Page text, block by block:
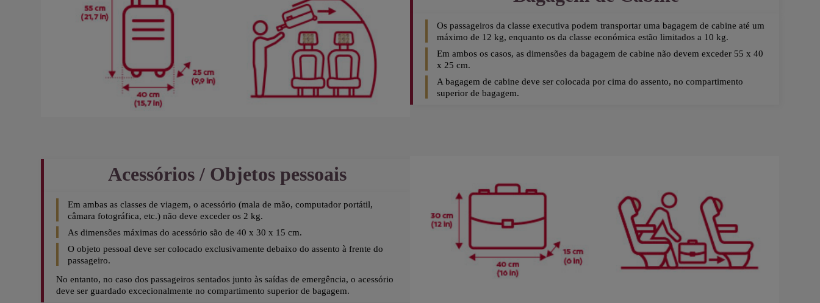
Os passageiros da classe executiva podem transportar uma bagagem de cabine até um
máximo de 12 kg, enquanto os da classe económica estão limitados a 10 kg.
Em ambos os casos, as dimensões da bagagem de cabine não devem exceder 55 x 40
x 25 cm.
A bagagem de cabine deve ser colocada por cima do assento, no compartimento
superior de bagagem.
Acessórios / Objetos pessoais
Em ambas as classes de viagem, o acessório (mala de mão, computador portátil,
câmara fotográfica, etc.) não deve exceder os 2 kg.
As dimensões máximas do acessório são de 40 x 30 x 15 cm.
O objeto pessoal deve ser colocado exclusivamente debaixo do assento à frente do
passageiro.
No entanto, no caso dos passageiros sentados junto às saídas de emergência, o acessório
deve ser guardado excecionalmente no compartimento superior de bagagem.